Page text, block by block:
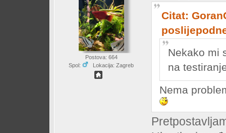
Postova: 664
Spol:
Lokacija: Zagreb
Citat:
Nekako mi
na
Nema